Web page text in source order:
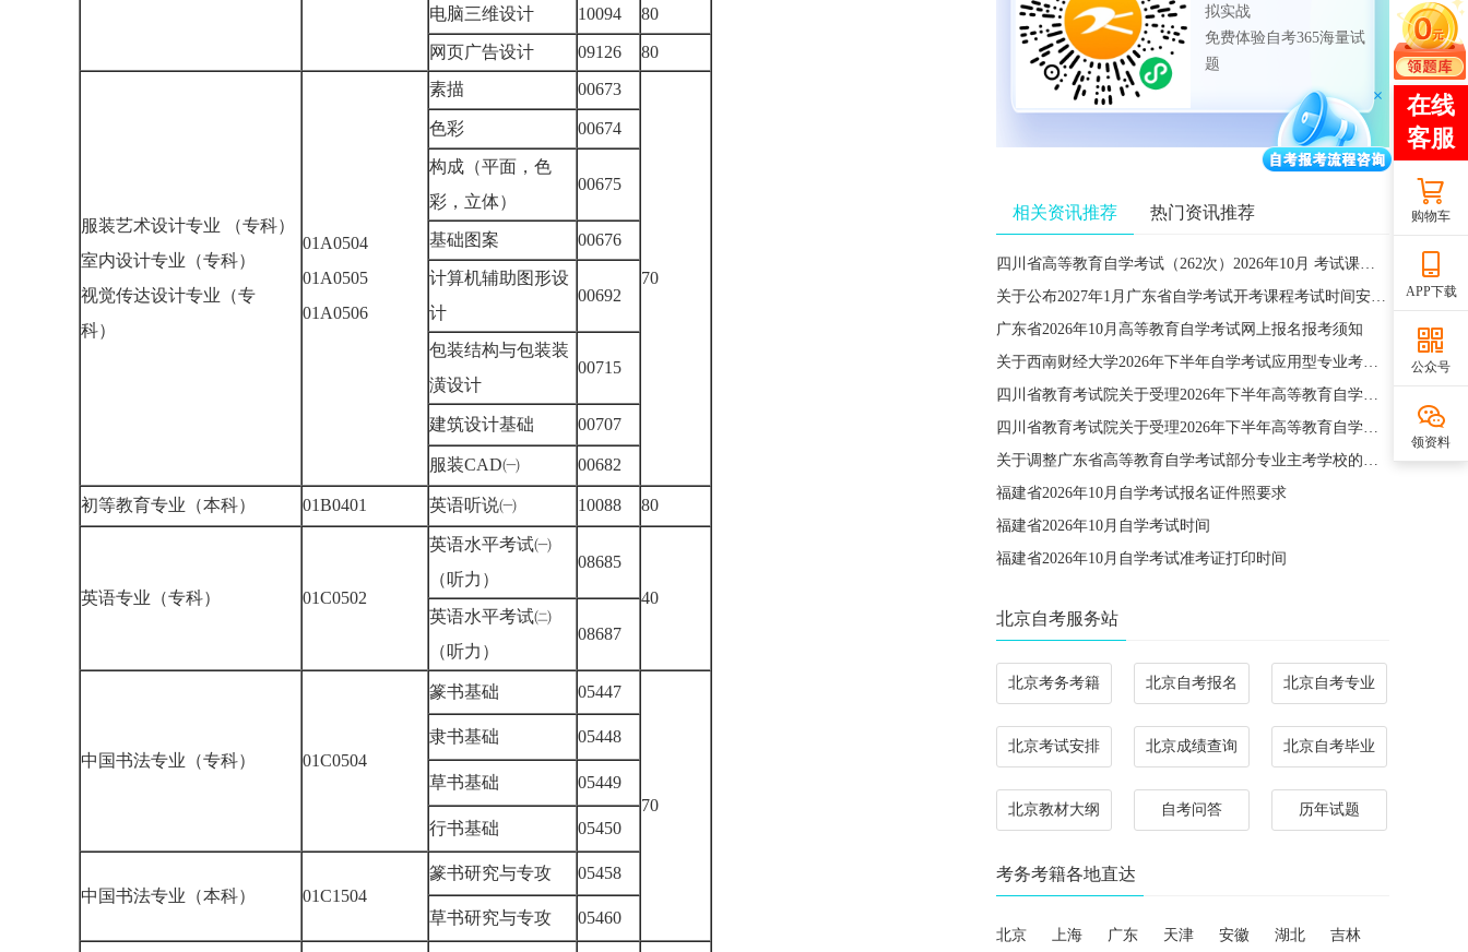
电脑三维设计 10094 80
网页广告设计 09126 80
服装艺术设计专业 （专科）
室内设计专业（专科）
视觉传达设计专业（专
科）
01A0504
01A0505
01A0506
素描 00673
70
色彩 00674
构成（平面，色
彩，立体）
00675
基础图案 00676
计算机辅助图形设
计
00692
包装结构与包装装
潢设计
00715
建筑设计基础 00707
服装CAD㈠ 00682
初等教育专业（本科） 01B0401 英语听说㈠ 10088 80
英语专业（专科） 01C0502
英语水平考试㈠
（听力）
08685
40
英语水平考试㈡
（听力）
08687
中国书法专业（专科） 01C0504
篆书基础 05447
70
隶书基础 05448
草书基础 05449
行书基础 05450
中国书法专业（本科） 01C1504
篆书研究与专攻 05458
草书研究与专攻 05460
拟实战
免费体验自考365海量试
题
相关资讯推荐 热门资讯推荐
四川省高等教育自学考试（262次）2026年10月 考试课程简表
关于公布2027年1月广东省自学考试开考课程考试时间安排和使用教材的通知
广东省2026年10月高等教育自学考试网上报名报考须知
关于西南财经大学2026年下半年自学考试应用型专业考籍更改办理的通知
四川省教育考试院关于受理2026年下半年高等教育自学考试省际转考申请的通告
四川省教育考试院关于受理2026年下半年高等教育自学考试考籍更改申请的通告
关于调整广东省高等教育自学考试部分专业主考学校的通知
福建省2026年10月自学考试报名证件照要求
福建省2026年10月自学考试时间
福建省2026年10月自学考试准考证打印时间
北京自考服务站
北京考务考籍 北京自考报名 北京自考专业
北京考试安排 北京成绩查询 北京自考毕业
北京教材大纲 自考问答 历年试题
考务考籍各地直达
北京 上海 广东 天津 安徽 湖北 吉林
购物车
APP下载
公众号
领资料